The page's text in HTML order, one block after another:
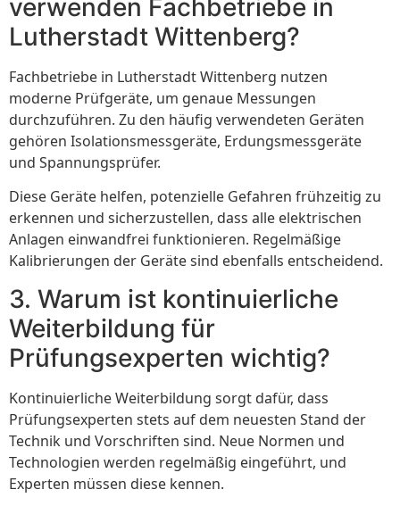
verwenden Fachbetriebe in
Lutherstadt Wittenberg?
Fachbetriebe in Lutherstadt Wittenberg nutzen
moderne Prüfgeräte, um genaue Messungen
durchzuführen. Zu den häufig verwendeten Geräten
gehören Isolationsmessgeräte, Erdungsmessgeräte
und Spannungsprüfer.
Diese Geräte helfen, potenzielle Gefahren frühzeitig zu
erkennen und sicherzustellen, dass alle elektrischen
Anlagen einwandfrei funktionieren. Regelmäßige
Kalibrierungen der Geräte sind ebenfalls entscheidend.
3. Warum ist kontinuierliche
Weiterbildung für
Prüfungsexperten wichtig?
Kontinuierliche Weiterbildung sorgt dafür, dass
Prüfungsexperten stets auf dem neuesten Stand der
Technik und Vorschriften sind. Neue Normen und
Technologien werden regelmäßig eingeführt, und
Experten müssen diese kennen.